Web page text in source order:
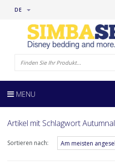
DE
MENU
Artikel mit Schlagwort Autumnal
Sortieren nach: